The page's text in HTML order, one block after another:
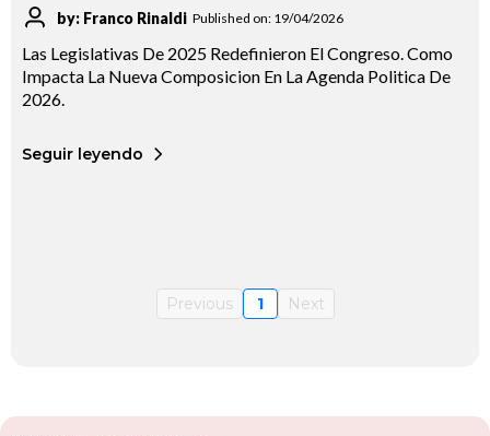
by: Franco Rinaldi Published on: 19/04/2026
Las Legislativas De 2025 Redefinieron El Congreso. Como
Impacta La Nueva Composicion En La Agenda Politica De
2026.
Seguir leyendo
Previous 1 Next